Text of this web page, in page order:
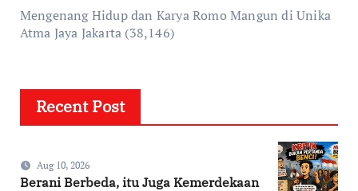
Mengenang Hidup dan Karya Romo Mangun di Unika
Atma Jaya Jakarta (38,146)
Recent Post
Aug 10, 2026
Berani Berbeda, itu Juga Kemerdekaan